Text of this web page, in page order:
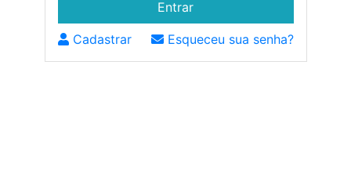
Cadastrar Esqueceu sua senha?